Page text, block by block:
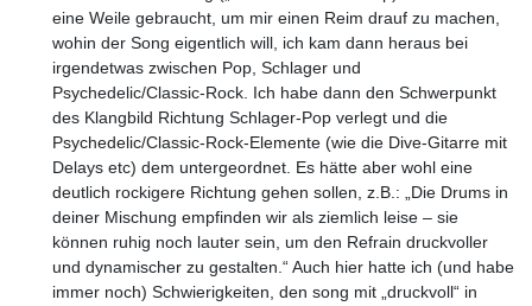
eine Weile gebraucht, um mir einen Reim drauf zu machen,
wohin der Song eigentlich will, ich kam dann heraus bei
irgendetwas zwischen Pop, Schlager und
Psychedelic/Classic-Rock. Ich habe dann den Schwerpunkt
des Klangbild Richtung Schlager-Pop verlegt und die
Psychedelic/Classic-Rock-Elemente (wie die Dive-Gitarre mit
Delays etc) dem untergeordnet. Es hätte aber wohl eine
deutlich rockigere Richtung gehen sollen, z.B.: „Die Drums in
deiner Mischung empfinden wir als ziemlich leise – sie
können ruhig noch lauter sein, um den Refrain druckvoller
und dynamischer zu gestalten.“ Auch hier hatte ich (und habe
immer noch) Schwierigkeiten, den song mit „druckvoll“ in